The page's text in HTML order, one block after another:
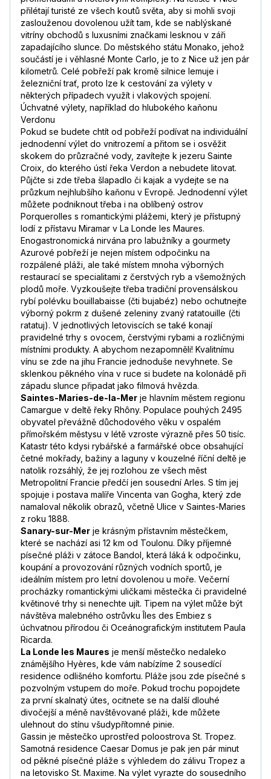
přilétají turisté ze všech koutů světa, aby si mohli svoji
zaslouženou dovolenou užít tam, kde se nablýskané
vitríny obchodů s luxusními značkami lesknou v záři
zapadajícího slunce. Do městského státu Monako, jehož
součástí je i věhlasné Monte Carlo, je to z Nice už jen pár
kilometrů. Celé pobřeží pak kromě silnice lemuje i
železniční trať, proto lze k cestování za výlety v
některých případech využít i vlakových spojení.
Úchvatné výlety, například do hlubokého kaňonu
Verdonu
Pokud se budete chtít od pobřeží podívat na individuální
jednodenní výlet do vnitrozemí a přitom se i osvěžit
skokem do průzračné vody, zavítejte k jezeru Sainte
Croix, do kterého ústí řeka Verdon a nebudete litovat.
Půjčte si zde třeba šlapadlo či kajak a vydejte se na
průzkum nejhlubšího kaňonu v Evropě. Jednodenní výlet
můžete podniknout třeba i na oblíbený ostrov
Porquerolles s romantickými plážemi, který je přístupný
lodí z přístavu Miramar v La Londe les Maures.
Enogastronomická nirvána pro labužníky a gourmety
Azurové pobřeží je nejen místem odpočinku na
rozpálené pláži, ale také místem mnoha výborných
restaurací se specialitami z čerstvých ryb a všemožných
plodů moře. Vyzkoušejte třeba tradiční provensálskou
rybí polévku bouillabaisse (čti bujabéz) nebo ochutnejte
výborný pokrm z dušené zeleniny zvaný ratatouille (čti
ratatuj). V jednotlivých letoviscích se také konají
pravidelné trhy s ovocem, čerstvými rybami a rozličnými
místními produkty. A abychom nezapomněli! Kvalitnímu
vínu se zde na jihu Francie jednoduše nevyhnete. Se
sklenkou pěkného vína v ruce si budete na kolonádě při
západu slunce připadat jako filmová hvězda.
Saintes-Maries-de-la-Mer je hlavním městem regionu
Camargue v deltě řeky Rhôny. Populace pouhých 2495
obyvatel převážně důchodového věku v ospalém
přímořském městysu v létě vzroste výrazně přes 50 tisíc.
Katastr této kdysi rybářské a farmářské obce obsahující
četné mokřady, bažiny a laguny v kouzelné říční deltě je
natolik rozsáhlý, že jej rozlohou ze všech měst
Metropolitní Francie předčí jen sousední Arles. S tím jej
spojuje i postava malíře Vincenta van Gogha, který zde
namaloval několik obrazů, včetně Ulice v Saintes-Maries
z roku 1888.
Sanary-sur-Mer je krásným přístavním městečkem,
které se nachází asi 12 km od Toulonu. Díky příjemné
písečné pláži v zátoce Bandol, která láká k odpočinku,
koupání a provozování různých vodních sportů, je
ideálním místem pro letní dovolenou u moře. Večerní
procházky romantickými uličkami městečka či pravidelné
květinové trhy si nenechte ujít. Tipem na výlet může být
návštěva malebného ostrůvku Îles des Embiez s
úchvatnou přírodou či Oceánografickým institutem Paula
Ricarda.
La Londe les Maures je menší městečko nedaleko
známějšího Hyères, kde vám nabízíme 2 sousedící
residence odlišného komfortu. Pláže jsou zde písečné s
pozvolným vstupem do moře. Pokud trochu popojdete
za první skalnatý útes, ocitnete se na další dlouhé
divočejší a méně navštěvované pláži, kde můžete
ulehnout do stínu všudypřítomné pinie.
Gassin je městečko uprostřed poloostrova St. Tropez.
Samotná residence Caesar Domus je pak jen pár minut
od pěkné písečné pláže s výhledem do zálivu Tropez a
na letovisko St. Maxime. Na výlet vyrazte do sousedního